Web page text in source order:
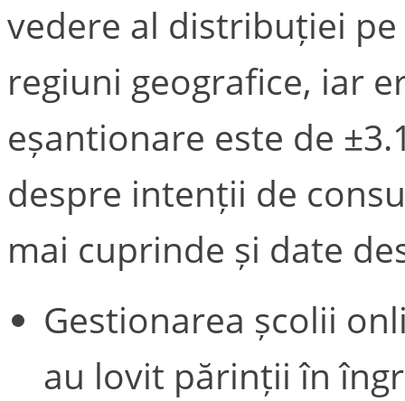
vedere al distribuției
regiuni geografice, iar
eșantionare este de
despre intenții de
mai cuprinde și date
Gestionarea școlii
au lovit părinții în